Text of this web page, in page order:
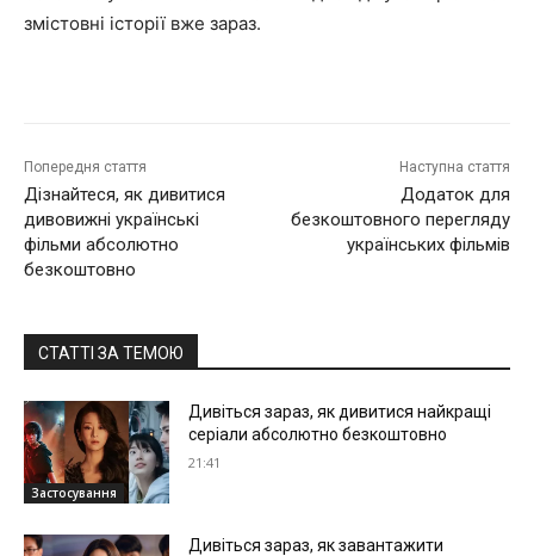
змістовні історії вже зараз.
Попередня стаття
Дізнайтеся, як дивитися
дивовижні українські
фільми абсолютно
безкоштовно
Наступна стаття
Додаток для
безкоштовного перегляду
українських фільмів
СТАТТІ ЗА ТЕМОЮ
Застосування
Дивіться зараз, як дивитися найкращі
серіали абсолютно безкоштовно
21:41
Дивіться зараз, як завантажити